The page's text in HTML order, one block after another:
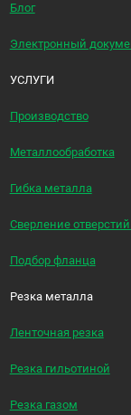
Блог
Электронный
УСЛУГИ
Производство
Металлообработка
Гибка металла
Сверление
Подбор фланца
Резка металла
Ленточная резка
Резка гильотиной
Резка газом